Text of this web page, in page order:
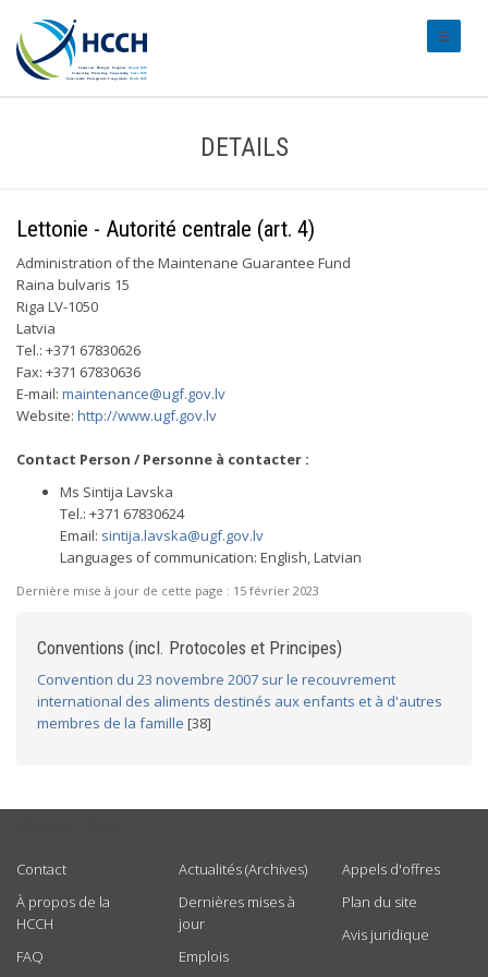
DETAILS
Lettonie - Autorité centrale (art. 4)
Administration of the Maintenane Guarantee Fund
Raina bulvaris 15
Riga LV-1050
Latvia
Tel.: +371 67830626
Fax: +371 67830636
E-mail: maintenance@ugf.gov.lv
Website: http://www.ugf.gov.lv
Contact Person / Personne à contacter :
Ms Sintija Lavska
Tel.: +371 67830624
Email: sintija.lavska@ugf.gov.lv
Languages of communication: English, Latvian
Dernière mise à jour de cette page : 15 février 2023
Conventions (incl. Protocoles et Principes)
Convention du 23 novembre 2007 sur le recouvrement
international des aliments destinés aux enfants et à d'autres
membres de la famille [38]
Contact
À propos de la
HCCH
FAQ
Actualités (Archives)
Dernières mises à
jour
Emplois
Appels d'offres
Plan du site
Avis juridique